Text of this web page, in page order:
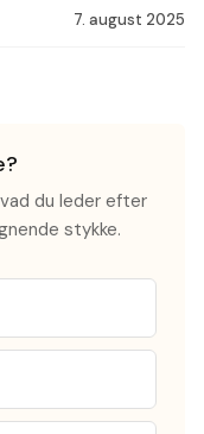
7. august 2025
du leder efter
stykke.